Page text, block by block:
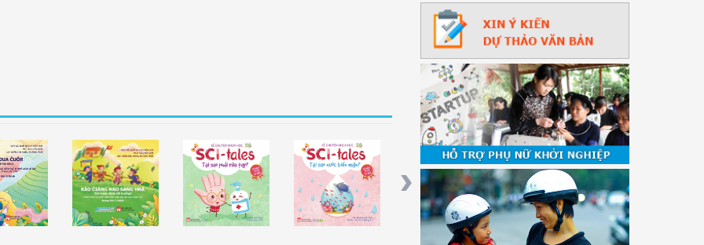
(Tiếng Ê
Em Muốn Được Tới
Trường (Tiếng Ê Đê)
Kể Chuyện Khoa Học
"Tại Sao Phải Rửa Tay?"
Kể Chuyện Khoa Học
"Tại Sao Nước Biển
Mặn?"
Kể Chuyện Khoa Học
"Cá Có Ngủ Không?"
Tiền Của Thần Cây
Em Muốn Được
Next
(2415/QĐ-TTg) Quyết định về việc phê
duyệt Đề án Hỗ trợ Phụ nữ khởi nghiệp ...